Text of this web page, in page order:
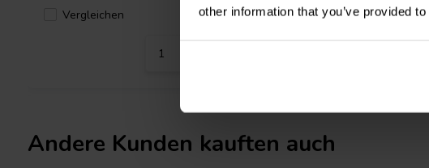
other information that you’ve provided
Vergleichen
2 Auf Lager
Vergleichen
Andere Kunden kauften auch